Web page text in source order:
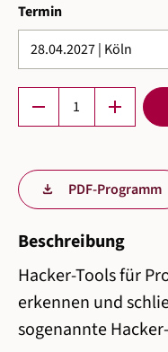
Beschreibung
Hacker-Tools für
erkennen und
sogenannte
Terminauswählen
Produkt Anzahl:
remove add
PDF-Programm